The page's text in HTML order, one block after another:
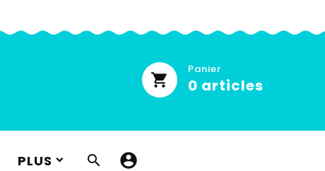
Panier
0 articles
PLUS 